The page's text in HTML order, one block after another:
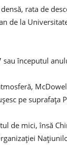
rata de
de la
începutul
pe suprafața
de mici, însă